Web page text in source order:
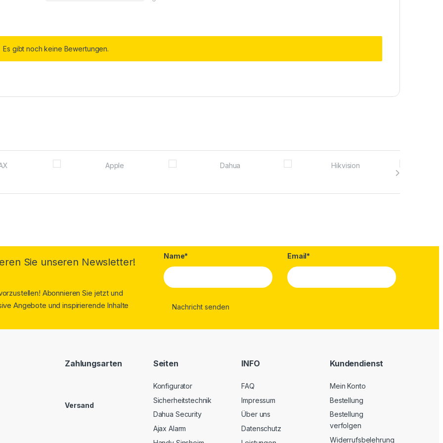
Es gibt noch keine Bewertungen.
Sie unseren Newsletter!
Abonnieren Sie jetzt und
Angebote und inspirierende Inhalte
Name* Email*
Zahlungsarten
Versand
Seiten
Konfigurator
Sicherheitstechnik
Dahua Security
Ajax Alarm
INFO
FAQ
Impressum
Über uns
Datenschutz
Kundendienst
Mein Konto
Bestellung
Bestellung
verfolgen
Widerrufsbelehrung